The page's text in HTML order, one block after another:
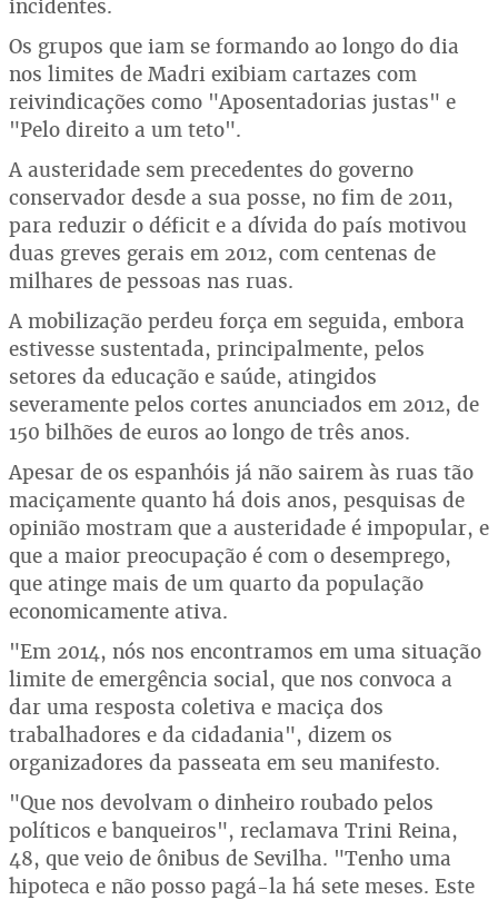
incidentes.
Os grupos que iam se formando ao longo do dia
nos limites de Madri exibiam cartazes com
reivindicações como "Aposentadorias justas" e
"Pelo direito a um teto".
A austeridade sem precedentes do governo
conservador desde a sua posse, no fim de 2011,
para reduzir o déficit e a dívida do país motivou
duas greves gerais em 2012, com centenas de
milhares de pessoas nas ruas.
A mobilização perdeu força em seguida, embora
estivesse sustentada, principalmente, pelos
setores da educação e saúde, atingidos
severamente pelos cortes anunciados em 2012, de
150 bilhões de euros ao longo de três anos.
Apesar de os espanhóis já não sairem às ruas tão
maciçamente quanto há dois anos, pesquisas de
opinião mostram que a austeridade é impopular, e
que a maior preocupação é com o desemprego,
que atinge mais de um quarto da população
economicamente ativa.
"Em 2014, nós nos encontramos em uma situação
limite de emergência social, que nos convoca a
dar uma resposta coletiva e maciça dos
trabalhadores e da cidadania", dizem os
organizadores da passeata em seu manifesto.
"Que nos devolvam o dinheiro roubado pelos
políticos e banqueiros", reclamava Trini Reina,
48, que veio de ônibus de Sevilha. "Tenho uma
hipoteca e não posso pagá-la há sete meses. Este